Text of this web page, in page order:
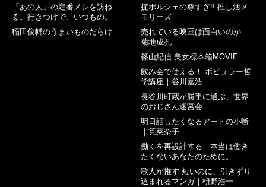
「あの人」の定番メシを訪ね
る。行きつけで、いつもの。
稲田俊輔のうまいものだらけ
掟ポルシェの尊すぎ!! 推し活メ
モリーズ
売れている映画は面白いのか｜
菊地成孔
篠山紀信 美女標本箱MOVIE
飲み会で使える！ ポピュラー哲
学講座｜谷川嘉浩
長谷川町蔵が勝手に選ぶ、世界
のおじさん迷宮会
明日話したくなるアートの小噺
｜筧菜奈子
働くを再設計する 本当は働き
たくないあなたのために。
歌人が推す 短いのに、引きずり
込まれるマンガ｜枡野浩一